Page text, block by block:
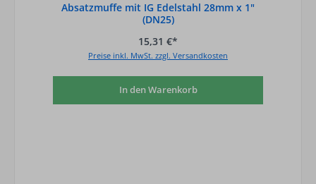
Absatzmuffe mit IG Edelstahl 28mm x 1"
(DN25)
15,31 €*
Preise inkl. MwSt. zzgl. Versandkosten
In den Warenkorb